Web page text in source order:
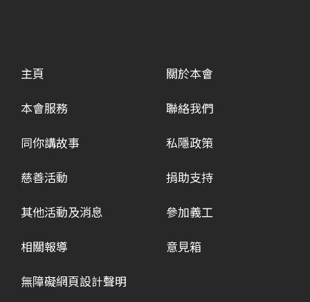
主頁
本會服務
同你講故事
慈善活動
其他活動及消息
相關報導
關於本會
聯絡我們
私隱政策
捐助支持
參加義工
意見箱
無障礙網頁設計聲明